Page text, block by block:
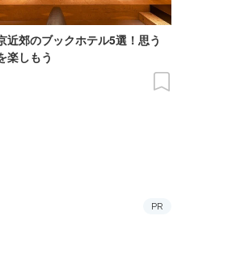
近郊のブックホテル5選！思う
楽しもう
PR